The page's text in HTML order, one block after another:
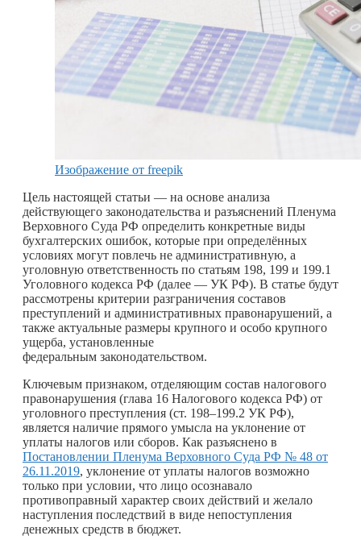
Изображение от freepik
Цель настоящей статьи — на основе анализа
действующего законодательства и разъяснений Пленума
Верховного Суда РФ определить конкретные виды
бухгалтерских ошибок, которые при определённых
условиях могут повлечь не административную, а
уголовную ответственность по статьям 198, 199 и 199.1
Уголовного кодекса РФ (далее — УК РФ). В статье будут
рассмотрены критерии разграничения составов
преступлений и административных правонарушений, а
также актуальные размеры крупного и особо крупного
ущерба, установленные
федеральным законодательством.
Ключевым признаком, отделяющим состав налогового
правонарушения (глава 16 Налогового кодекса РФ) от
уголовного преступления (ст. 198–199.2 УК РФ),
является наличие прямого умысла на уклонение от
уплаты налогов или сборов. Как разъяснено в
Постановлении Пленума Верховного Суда РФ № 48 от
26.11.2019, уклонение от уплаты налогов возможно
только при условии, что лицо осознавало
противоправный характер своих действий и желало
наступления последствий в виде непоступления
денежных средств в бюджет.